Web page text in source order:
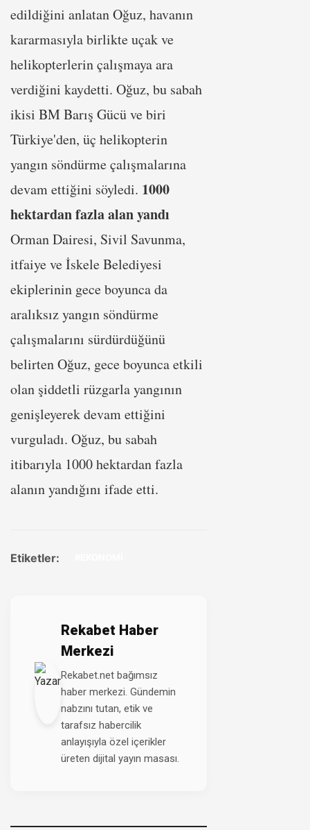
edildiğini anlatan Oğuz, havanın
kararmasıyla birlikte uçak ve
helikopterlerin çalışmaya ara
verdiğini kaydetti. Oğuz, bu sabah
ikisi BM Barış Gücü ve biri
Türkiye'den, üç helikopterin
yangın söndürme çalışmalarına
devam ettiğini söyledi. 1000
hektardan fazla alan yandı
Orman Dairesi, Sivil Savunma,
itfaiye ve İskele Belediyesi
ekiplerinin gece boyunca da
aralıksız yangın söndürme
çalışmalarını sürdürdüğünü
belirten Oğuz, gece boyunca etkili
olan şiddetli rüzgarla yangının
genişleyerek devam ettiğini
vurguladı. Oğuz, bu sabah
itibarıyla 1000 hektardan fazla
alanın yandığını ifade etti.
Etiketler:
Rekabet Haber
Merkezi
Rekabet.net bağımsız
haber merkezi. Gündemin
nabzını tutan, etik ve
tarafsız habercilik
anlayışıyla özel içerikler
üreten dijital yayın masası.